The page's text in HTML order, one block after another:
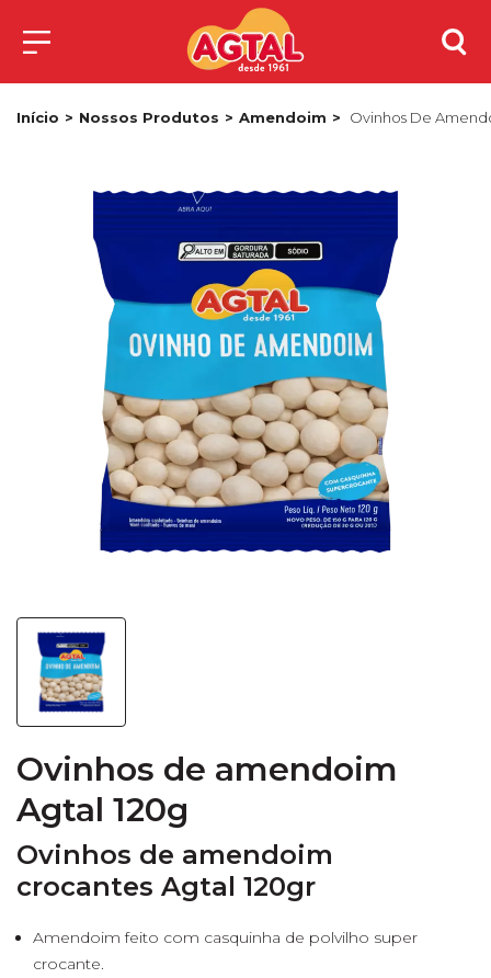
Início Nossos Produtos Amendoim Ovinhos De
Ovinhos de amendoim
Agtal 120g
Ovinhos de amendoim
crocantes Agtal 120gr
Amendoim feito com casquinha de polvilho super
crocante.